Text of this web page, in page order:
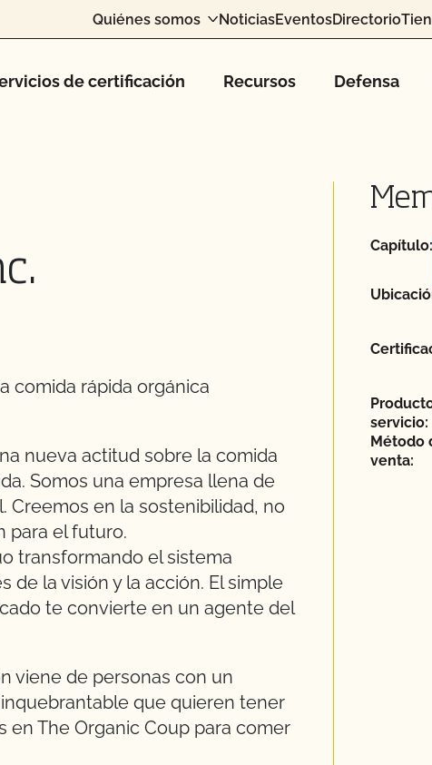
Quiénes somos NoticiasEventosDirectorio
de certificación Recursos Defensa
comida rápida orgánica
nueva actitud sobre la comida
Somos una empresa llena de
Creemos en la sostenibilidad, no
para el futuro.
transformando el sistema
la visión y la acción. El simple
te convierte en un agente del
viene de personas con un
que quieren tener
en The Organic Coup para comer
Capítulo:
servicio:
Método
venta: